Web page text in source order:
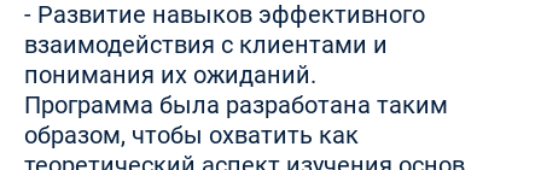
- Развитие навыков эффективного
взаимодействия с клиентами и
понимания их ожиданий.
Программа была разработана таким
образом, чтобы охватить как